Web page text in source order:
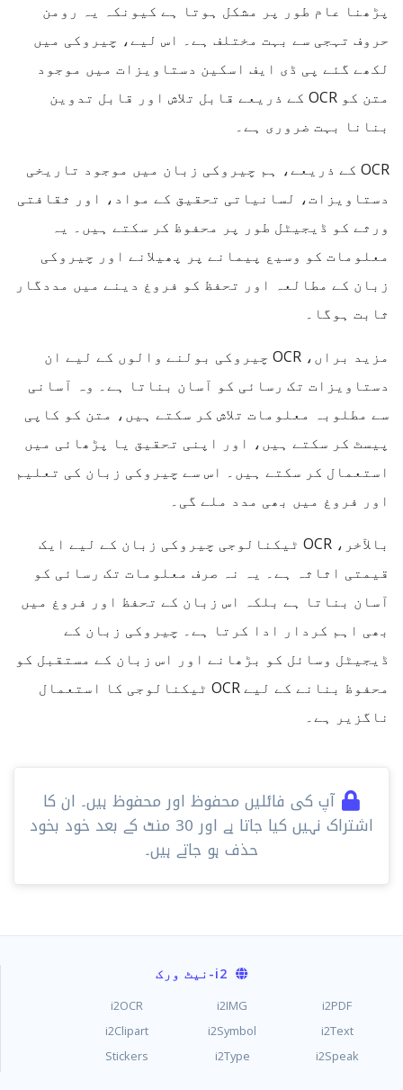
پڑھنا عام طور پر مشکل ہوتا ہے کیونکہ یہ رومن
حروف تہجی سے بہت مختلف ہے۔ اس لیے، چیروکی میں
لکھے گئے پی ڈی ایف اسکین دستاویزات میں موجود
متن کو OCR کے ذریعے قابل تلاش اور قابل تدوین
بنانا بہت ضروری ہے۔
OCR کے ذریعے، ہم چیروکی زبان میں موجود تاریخی
دستاویزات، لسانیاتی تحقیق کے مواد، اور ثقافتی
ورثے کو ڈیجیٹل طور پر محفوظ کر سکتے ہیں۔ یہ
معلومات کو وسیع پیمانے پر پھیلانے اور چیروکی
زبان کے مطالعہ اور تحفظ کو فروغ دینے میں مددگار
ثابت ہوگا۔
مزید براں، OCR چیروکی بولنے والوں کے لیے ان
دستاویزات تک رسائی کو آسان بناتا ہے۔ وہ آسانی
سے مطلوبہ معلومات تلاش کر سکتے ہیں، متن کو کاپی
پیسٹ کر سکتے ہیں، اور اپنی تحقیق یا پڑھائی میں
استعمال کر سکتے ہیں۔ اس سے چیروکی زبان کی تعلیم
اور فروغ میں بھی مدد ملے گی۔
بالآخر، OCR ٹیکنالوجی چیروکی زبان کے لیے ایک
قیمتی اثاثہ ہے۔ یہ نہ صرف معلومات تک رسائی کو
آسان بناتا ہے بلکہ اس زبان کے تحفظ اور فروغ میں
بھی اہم کردار ادا کرتا ہے۔ چیروکی زبان کے
ڈیجیٹل وسائل کو بڑھانے اور اس زبان کے مستقبل کو
محفوظ بنانے کے لیے OCR ٹیکنالوجی کا استعمال
ناگزیر ہے۔
آپ کی فائلیں محفوظ اور محفوظ ہیں۔ ان کا
اشتراک نہیں کیا جاتا ہے اور 30 ​​منٹ کے بعد خود بخود
حذف ہو جاتے ہیں۔
i2-نیٹ ورک
i2PDF
i2IMG
i2OCR
i2Text
i2Symbol
i2Clipart
i2Speak
i2Type
Stickers